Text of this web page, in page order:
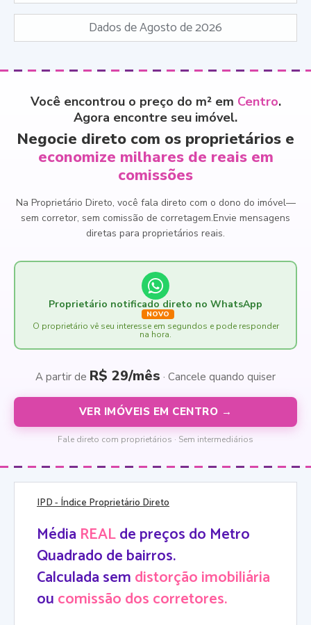
Dados de Agosto de 2026
Você encontrou o preço do m² em Centro.
Agora encontre seu imóvel.
Negocie direto com os proprietários e
economize milhares de reais em
comissões
Na Proprietário Direto, você fala direto com o dono do imóvel—
sem corretor, sem comissão de corretagem.Envie mensagens
diretas para proprietários reais.
Proprietário notificado direto no WhatsApp
NOVO
O proprietário vê seu interesse em segundos e pode responder
na hora.
A partir de R$ 29/mês · Cancele quando quiser
VER IMÓVEIS EM CENTRO →
Fale direto com proprietários · Sem intermediários
IPD- Índice Proprietário Direto
Média REALde preços do Metro
Quadrado de bairros.
Calculada semdistorção imobiliária
oucomissão dos corretores.